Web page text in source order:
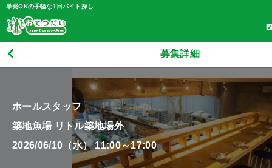
単発OKの手軽な1日バイト探し
募集詳細
ホールスタッフ
築地魚場 リトル築地場外
2026/06/10（水） 11:00～17:00